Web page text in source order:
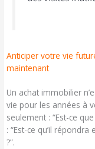
Anticiper votre vie
maintenant
Un achat immobilier
vie pour les années à
seulement : “Est-ce
: “Est-ce qu’il
?”.